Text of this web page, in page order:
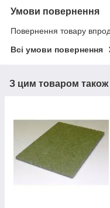
Умови повернення
Повернення товару
Всі умови повернення
З цим товаром